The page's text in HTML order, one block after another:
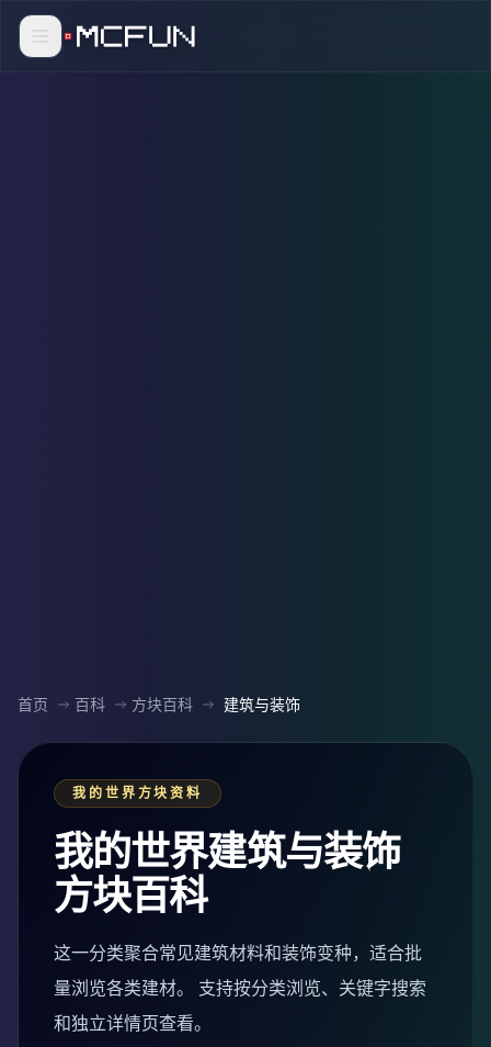
首页 百科 方块百科 建筑与装饰
我的世界方块资料
我的世界建筑与装饰
方块百科
这一分类聚合常见建筑材料和装饰变种，适合批
量浏览各类建材。 支持按分类浏览、关键字搜索
和独立详情页查看。